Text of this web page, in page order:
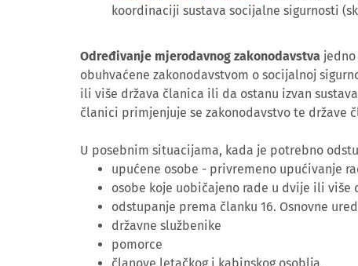
koordinaciji sustava socijalne sigurnosti
Određivanje mjerodavnog zakonodavstva
obuhvaćene zakonodavstvom o socijalnoj
ili više država članica ili da ostanu izvan
članici primjenjuje se zakonodavstvo te države
U posebnim situacijama, kada je potrebno
upućene osobe - privremeno upućivanje
osobe koje uobičajeno rade u dvije ili više
odstupanje prema članku 16. Osnovne
državne službenike
pomorce